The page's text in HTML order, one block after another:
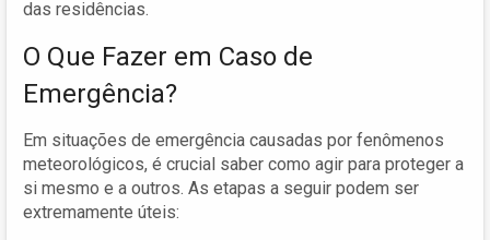
das residências.
O Que Fazer em Caso de
Emergência?
Em situações de emergência causadas por fenômenos
meteorológicos, é crucial saber como agir para proteger a
si mesmo e a outros. As etapas a seguir podem ser
extremamente úteis: